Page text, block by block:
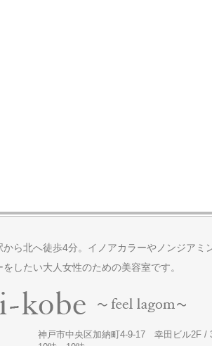
から北へ徒歩4分。イノアカラーやノンジアミ
をしたい大人女性のための美容室です。
神戸市中央区加納町4-9-17 幸田ビル2F /